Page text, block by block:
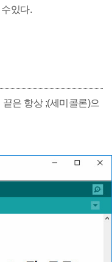
있다.
은 항상 ;(세미콜론)으